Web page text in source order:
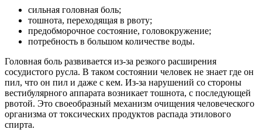
сильная головная боль;
тошнота, переходящая в рвоту;
предобморочное состояние, головокружение;
потребность в большом количестве воды.
Головная боль развивается из-за резкого расширения
сосудистого русла. В таком состоянии человек не знает где он
пил, что он пил и даже с кем. Из-за нарушений со стороны
вестибулярного аппарата возникает тошнота, с последующей
рвотой. Это своеобразный механизм очищения человеческого
организма от токсических продуктов распада этилового
спирта.